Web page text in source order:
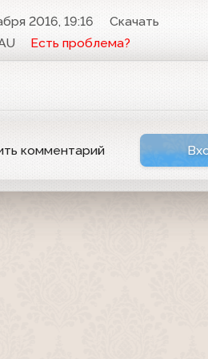
2016, 19:16
Скачать
Есть проблема?
комментарий